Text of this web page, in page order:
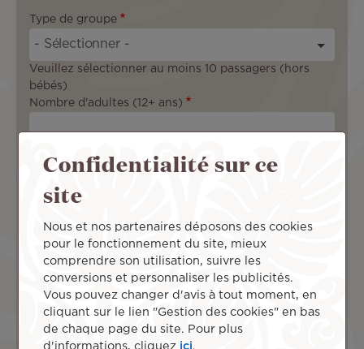
+
3
Type de groupe
Veuillez sélectionner au moins 10 passagers (hors
bébés)
Nombre d'adultes (12+ ans)
Nombre d'enfants (2-12 ans)
Nombre de bébés (-2 ans)
Informations de voyage
Au départ de
Confidentialité sur ce
site
Nous et nos partenaires déposons des cookies
pour le fonctionnement du site, mieux
comprendre son utilisation, suivre les
conversions et personnaliser les publicités.
Vous pouvez changer d'avis à tout moment, en
cliquant sur le lien "Gestion des cookies" en bas
de chaque page du site. Pour plus
d'informations, cliquez ici.